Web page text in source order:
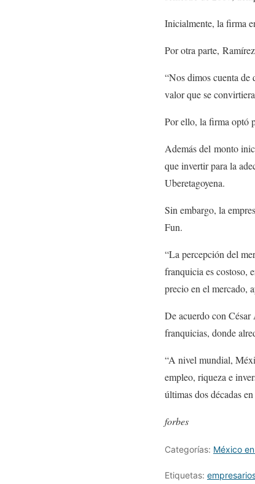
Inicialmente, la firma
Por otra parte,
“Nos dimos cuenta de
valor que se
Por ello, la firma optó
Además del monto
que invertir para la
Uberetagoyena.
Sin embargo, la
Fun.
“La percepción del
franquicia es costoso,
precio en el mercado,
De acuerdo con
franquicias, donde
“A nivel mundial,
empleo, riqueza e
últimas dos décadas
forbes
Categorías: México
Etiquetas: